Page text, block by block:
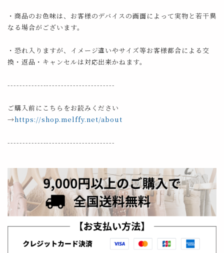
・商品のお色味は、お客様のデバイスの画面によって実物と若干異
なる場合がございます。
・恐れ入りますが、イメージ違いやサイズ等お客様都合による交
換・返品・キャンセルは対応出来かねます。
------------------------------------
ご購入前にこちらをお読みください
→https://shop.melffy.net/about
------------------------------------